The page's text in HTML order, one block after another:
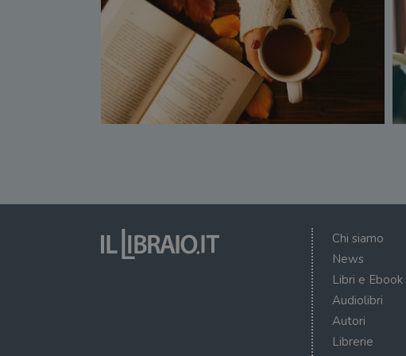
Chi siamo
News
Libri e Ebook
Audiolibri
Autori
Librerie